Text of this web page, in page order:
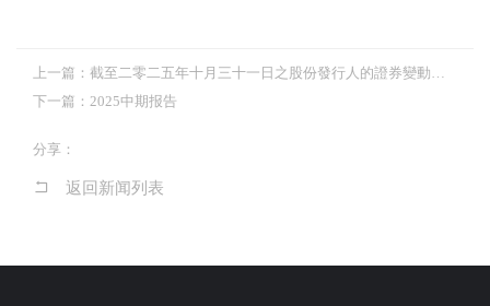
上一篇： 截至二零二五年十月三十一日之股份發行人的證券變動月報表
下一篇： 2025中期报告
分享：
返回新闻列表